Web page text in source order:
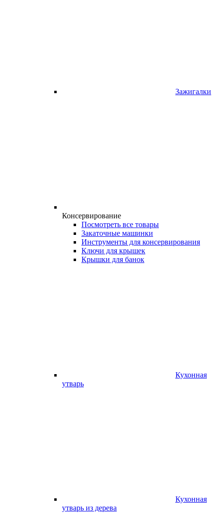
Зажигалки
Консервирование
Посмотреть все товары
Закаточные машинки
Инструменты для консервирования
Ключи для крышек
Крышки для банок
Кухонная
утварь
Кухонная
утварь из дерева